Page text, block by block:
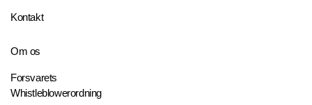
Kontakt
Om os
Forsvarets
Whistleblowerordning